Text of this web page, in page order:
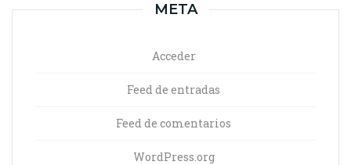
META
Acceder
Feed de entradas
Feed de comentarios
WordPress.org